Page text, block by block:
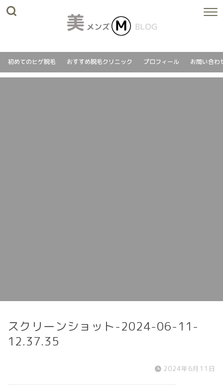
初めてのヒゲ脱毛 おすすめ脱毛クリニック プロフィール お問い合わ
スクリーンショット-2024-06-11-
12.37.35
2024年6月11日